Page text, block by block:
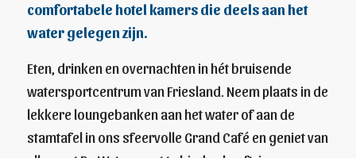
comfortabele hotel kamers die deels aan het
water gelegen zijn.
Eten, drinken en overnachten in hét bruisende
watersportcentrum van Friesland. Neem plaats in de
lekkere loungebanken aan het water of aan de
stamtafel in ons sfeervolle Grand Café en geniet van